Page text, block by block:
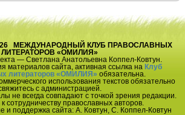
МЕЖДУНАРОДНЫЙ КЛУБ ПРАВОСЛАВНЫХ
ЛИТЕРАТОРОВ «ОМИЛИЯ»
— Светлана Анатольевна Коппел-Ковтун.
материалов сайта, активная ссылка на Клуб
литераторов «ОМИЛИЯ» обязательна.
использования текстов обязательно
с администрацией.
не всегда совпадают с точкой зрения редакции.
сотрудничеству православных авторов.
и поддержка сайта: А. Ковтун, С. Коппел-Ковтун